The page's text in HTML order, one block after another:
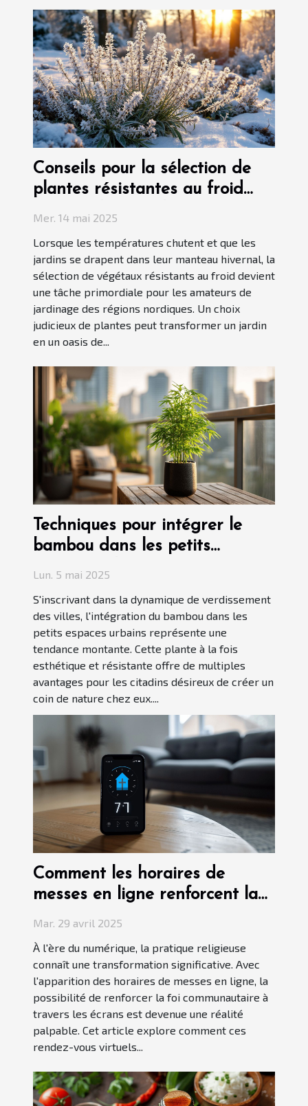
Conseils pour la sélection de
plantes résistantes au froid
Mer. 14 mai 2025
Lorsque les températures chutent et que les
jardins se drapent dans leur manteau hivernal, la
sélection de végétaux résistants au froid devient
une tâche primordiale pour les amateurs de
jardinage des régions nordiques. Un choix
judicieux de plantes peut transformer un jardin
en un oasis de...
Techniques pour intégrer le
bambou dans les petits
Lun. 5 mai 2025
S'inscrivant dans la dynamique de verdissement
des villes, l'intégration du bambou dans les
petits espaces urbains représente une
tendance montante. Cette plante à la fois
esthétique et résistante offre de multiples
avantages pour les citadins désireux de créer un
coin de nature chez eux....
Comment les horaires de
messes en ligne renforcent la
foi communautaire
Mar. 29 avril 2025
À l'ère du numérique, la pratique religieuse
connaît une transformation significative. Avec
l'apparition des horaires de messes en ligne, la
possibilité de renforcer la foi communautaire à
travers les écrans est devenue une réalité
palpable. Cet article explore comment ces
rendez-vous virtuels...